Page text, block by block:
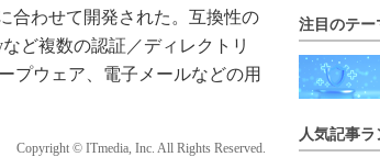
合わせて開発された。互換性の
ど複数の認証／ディレクトリ
プウェア、電子メールなどの用
Copyright © ITmedia, Inc. All Rights Reserved.
注目のテー
人気記事